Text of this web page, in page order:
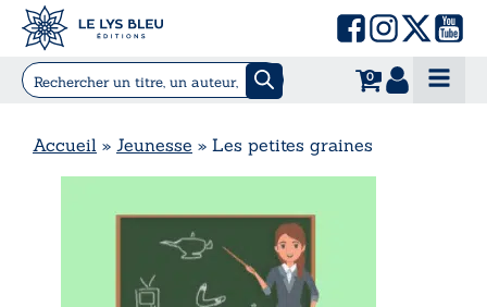
0
Accueil » Jeunesse » Les petites graines